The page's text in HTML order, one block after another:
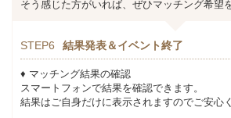
そう感じた方がいれば、ぜひマッチング希望
STEP6 結果発表＆イベント終了
♦ マッチング結果の確認
スマートフォンで結果を確認できます。
結果はご自身だけに表示されますのでご安心